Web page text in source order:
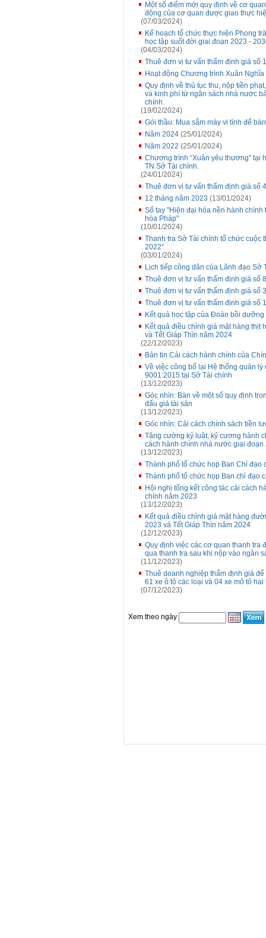
Một số điểm mới quy định về cơ
động của cơ quan được giao thực
(07/03/2024)
Kế hoạch tổ chức thực hiện Phong
học tập suốt đời giai đoạn 2023 -
(04/03/2024)
Thuê đơn vị tư vấn thẩm định giá số
Hoạt động Chương trình Xuân
Quy định về thủ tục thu, nộp tiền
và kinh phí từ ngân sách nhà nước
chính.
(19/02/2024)
Gói thầu: Mua sắm máy vi tính để
Năm 2024 (25/01/2024)
Năm 2022 (25/01/2024)
Chương trình “Xuân yêu thương”
TN Sở Tài chính.
(24/01/2024)
Thuê đơn vị tư vấn thẩm định giá số
12 tháng năm 2023 (13/01/2024)
Sổ tay "Hiện đại hóa nền hành
hòa Pháp"
(10/01/2024)
Thanh tra Sở Tài chính tổ chức cuộc
2022”
(03/01/2024)
Lịch tiếp công dân của Lãnh đạo Sở
Thuê đơn vị tư vấn thẩm định giá số
Thuê đơn vị tư vấn thẩm định giá số
Thuê đơn vị tư vấn thẩm định giá số
Kết quả học tập của Đoàn bồi
Kết quả điều chỉnh giá mặt hàng
và Tết Giáp Thìn năm 2024
(22/12/2023)
Bản tin Cải cách hành chính của
Về việc công bố lại Hệ thống quản
9001:2015 tại Sở Tài chính
(13/12/2023)
Góc nhìn: Bàn về một số quy định
đấu giá tài sản
(13/12/2023)
Góc nhìn: Cải cách chính sách tiền
Tăng cường kỷ luật, kỷ cương hành
cách hành chính nhà nước giai đoạn
(13/12/2023)
Thành phố tổ chức họp Ban Chỉ đạo
Thành phố tổ chức họp Ban chỉ đạo
Hội nghị tổng kết công tác cải cách
chính năm 2023
(13/12/2023)
Kết quả điều chỉnh giá mặt hàng
2023 và Tết Giáp Thìn năm 2024
(12/12/2023)
Quy định việc các cơ quan thanh tra
qua thanh tra sau khi nộp vào ngân
(11/12/2023)
Thuê doanh nghiệp thẩm định giá
61 xe ô tô các loại và 04 xe mô tô
(07/12/2023)
Xem theo ngày